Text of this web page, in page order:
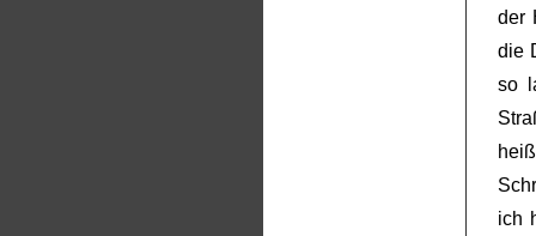
der
die
so
ich